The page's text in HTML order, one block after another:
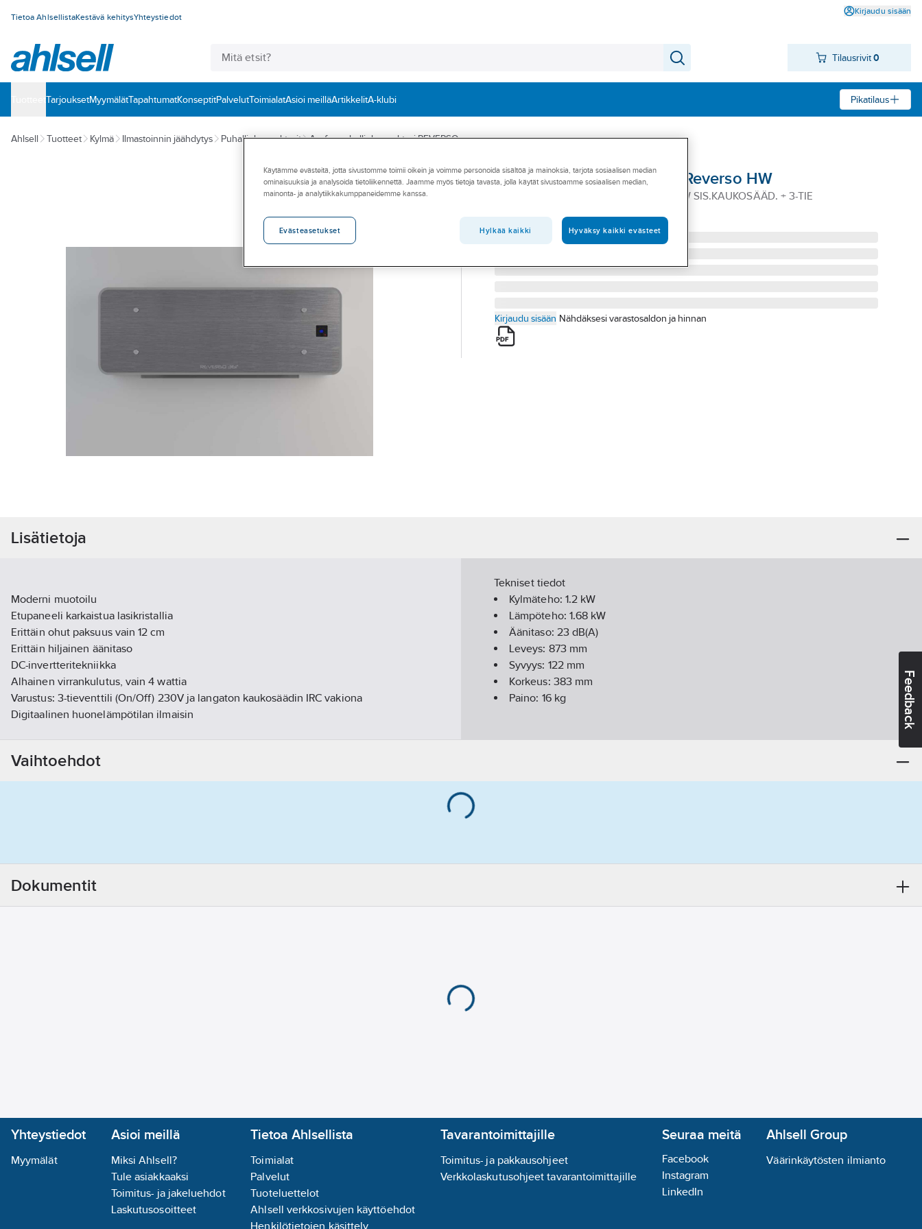
Tietoa AhlsellistaKestävä kehitysYhteystiedot
Kirjaudu sisään
Tilausrivit0
‎TarjouksetMyymälätTapahtumatKonseptitPalvelutToimialatAsioi meilläArtikkelitA-klubi Pikatilaus
Feedback
Ahlsell Tuotteet Kylmä Ilmastoinnin jäähdytys Puhallinkonvektorit Aerfor puhallinkonvektori REVERSO
Puhallinkonvektori Aerfor Reverso HW
AERFOR REVERSO SEINÄ HW400 1,2 KW SIS.KAUKOSÄÄD. + 3-TIE
Toimittajan tuotenumero:
Kirjaudu sisään Nähdäksesi varastosaldon ja hinnan
Lisätietoja
Moderni muotoilu
Etupaneeli karkaistua lasikristallia
Erittäin ohut paksuus vain 12 cm
Erittäin hiljainen äänitaso
DC-invertteritekniikka
Alhainen virrankulutus, vain 4 wattia
Varustus: 3-tieventtili (On/Off) 230V ja langaton kaukosäädin IRC vakiona
Digitaalinen huonelämpötilan ilmaisin
Materiaaliluokka R30261
Tekniset tiedot
Kylmäteho: 1.2 kW
Lämpöteho: 1.68 kW
Äänitaso: 23dB(A)
Leveys: 873mm
Syvyys: 122mm
Korkeus: 383mm
Paino: 16kg
Vaihtoehdot
Dokumentit
Yhteystiedot
Myymälät
Asioi meillä
Miksi Ahlsell?
Tule asiakkaaksi
Toimitus- ja jakeluehdot
Laskutusosoitteet
Tietoa Ahlsellista
Toimialat
Palvelut
Tuoteluettelot
Ahlsell verkkosivujen käyttöehdot
Henkilötietojen käsittely
Tavarantoimittajille
Toimitus- ja pakkausohjeet
Verkkolaskutusohjeet tavarantoimittajille
Seuraa meitä
Facebook
Instagram
LinkedIn
Ahlsell Group
Väärinkäytösten ilmianto
Käytämme evästeitä, jotta sivustomme toimii oikein ja voimme personoida sisältöä ja mainoksia, tarjota sosiaalisen median
ominaisuuksia ja analysoida tietoliikennettä. Jaamme myös tietoja tavasta, jolla käytät sivustoamme sosiaalisen median,
mainonta- ja analytiikkakumppaneidemme kanssa.
Evästeasetukset Hylkää kaikki Hyväksy kaikki evästeet